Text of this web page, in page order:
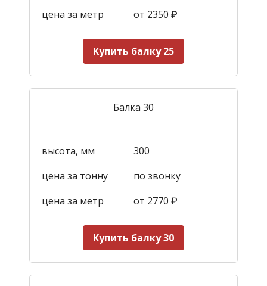
цена за метр
от 2350 ₽
Купить балку 25
Балка 30
высота, мм
300
цена за тонну
по звонку
цена за метр
от 2770 ₽
Купить балку 30